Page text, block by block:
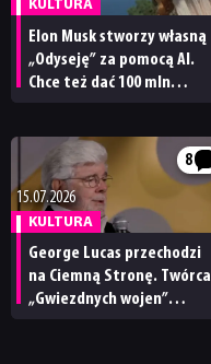
KULTURA
Elon Musk stworzy własną
„Odyseję” za pomocą AI.
Chce też dać 100 mln
„historycznie wiernej”
adaptacji
8
15.07.2026
KULTURA
George Lucas przechodzi
na Ciemną Stronę. Twórca
„Gwiezdnych wojen”